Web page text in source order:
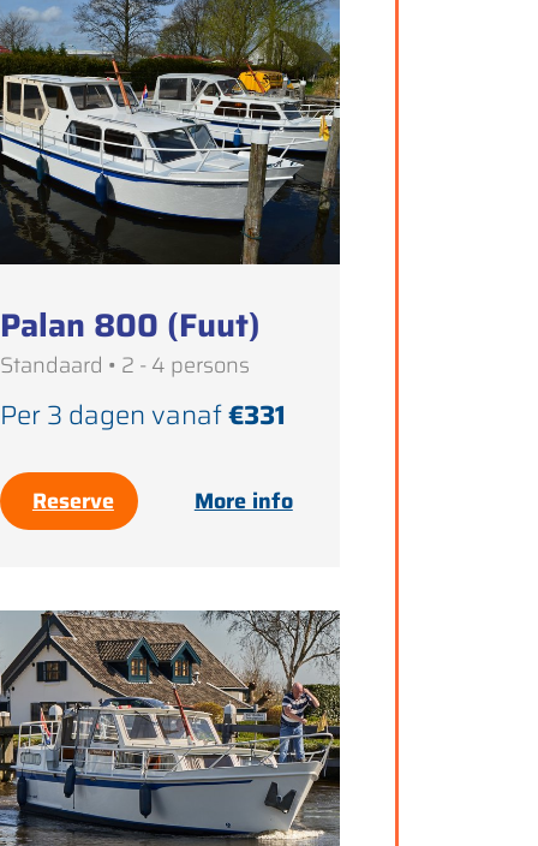
Palan 800 (Fuut)
Standaard • 2 - 4 persons
Per 3 dagen vanaf€331
Reserve More info